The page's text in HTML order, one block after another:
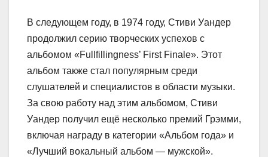
В следующем году, в 1974 году, Стиви Уандер
продолжил серию творческих успехов с
альбомом «Fullfillingness’ First Finale». Этот
альбом также стал популярным среди
слушателей и специалистов в области музыки.
За свою работу над этим альбомом, Стиви
Уандер получил ещё несколько премий Грэмми,
включая награду в категории «Альбом года» и
«Лучший вокальный альбом — мужской».